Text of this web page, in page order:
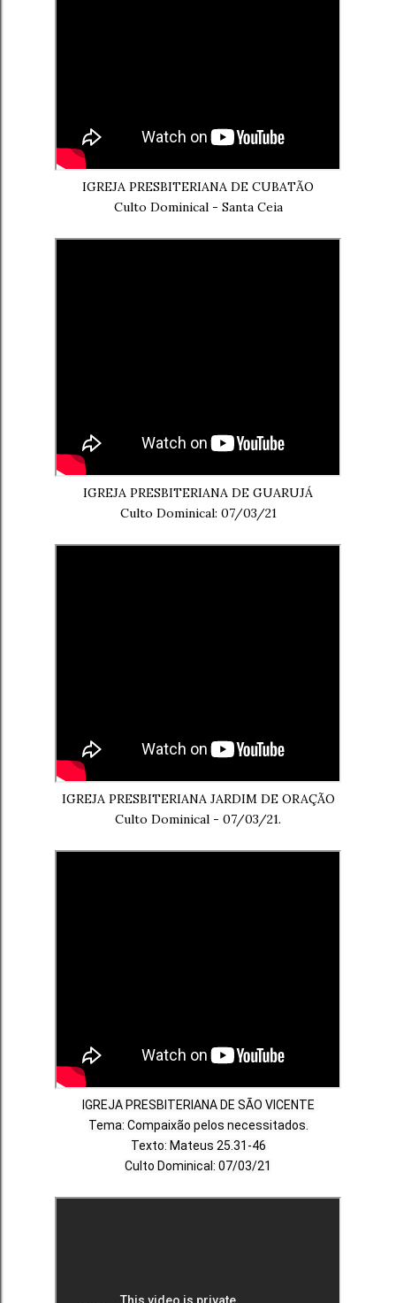
IGREJA PRESBITERIANA DE CUBATÃO
Culto Dominical - Santa Ceia
IGREJA PRESBITERIANA DE GUARUJÁ
Culto Dominical: 07/03/21
IGREJA PRESBITERIANA JARDIM DE ORAÇÃO
Culto Dominical - 07/03/21.
IGREJA PRESBITERIANA DE SÃO VICENTE
Tema: Compaixão pelos necessitados.
Texto: Mateus 25.31-46
Culto Dominical: 07/03/21